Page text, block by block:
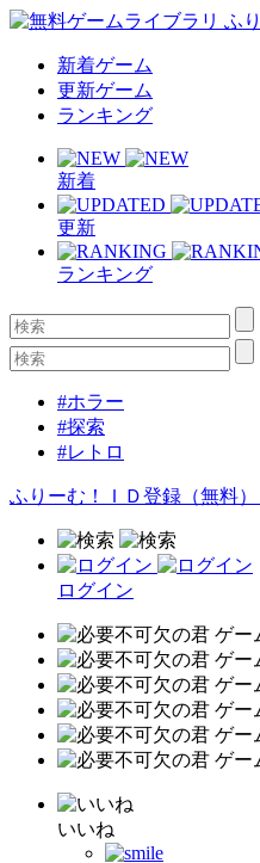
新着ゲーム
更新ゲーム
ランキング
新着
更新
ランキング
#ホラー
#探索
#レトロ
ふりーむ！ＩＤ登録（無料）
ログイン
いいね